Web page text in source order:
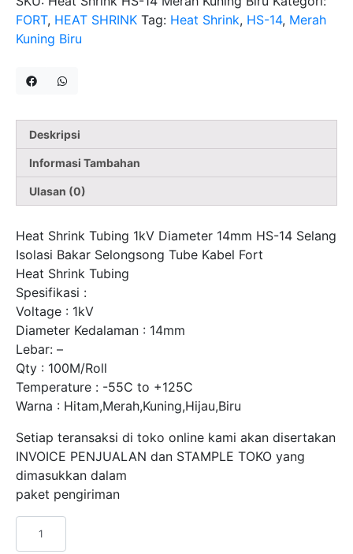
Merah
Kuning
Biru
Isolasi
Selongsong
Tube
Kabel
Per-
Rol
FORT, HEAT SHRINK Tag: Heat Shrink, HS-14, Merah
Kuning Biru
Deskripsi
Informasi Tambahan
Ulasan (0)
Heat Shrink Tubing 1kV Diameter 14mm HS-14 Selang
Isolasi Bakar Selongsong Tube Kabel Fort
Heat Shrink Tubing
Spesifikasi :
Voltage : 1kV
Diameter Kedalaman : 14mm
Lebar: –
Qty : 100M/Roll
Temperature : -55C to +125C
Warna : Hitam,Merah,Kuning,Hijau,Biru
Setiap teransaksi di toko online kami akan disertakan
INVOICE PENJUALAN dan STAMPLE TOKO yang
dimasukkan dalam
paket pengiriman